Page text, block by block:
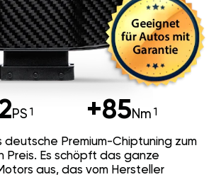
PS +85Nm
deutsche Premium-Chiptuning zum
Preis. Es schöpft das ganze
aus, das vom Hersteller